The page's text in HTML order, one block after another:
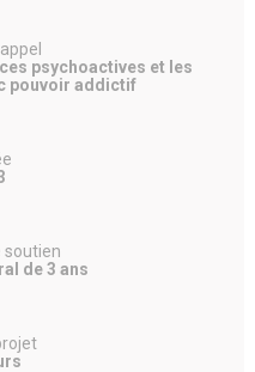
psychoactives et les
pouvoir addictif
soutien
de 3 ans